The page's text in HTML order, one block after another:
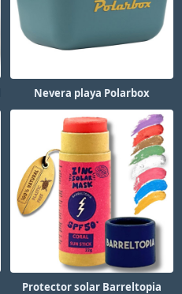
Nevera playa Polarbox
Protector solar Barreltopia